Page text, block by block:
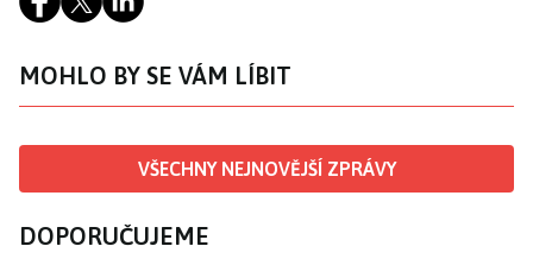
MOHLO BY SE VÁM LÍBIT
VŠECHNY NEJNOVĚJŠÍ ZPRÁVY
DOPORUČUJEME